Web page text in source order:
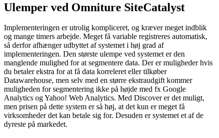
Ulemper ved Omniture SiteCatalyst
Implementeringen er utrolig kompliceret, og kræver meget indblik
og mange timers arbejde. Meget få variable registreres automatisk,
så derfor afhænger udbyttet af systemet i høj grad af
implementeringen. Den største ulempe ved systemet er den
manglende mulighed for at segmentere data. Der er muligheder hvis
du betaler ekstra for at få data korreleret eller tilkøber
Datawarehouse, men selv med en større ekstraudgift kommer
muligheden for segmentering ikke på højde med fx Google
Analytics og Yahoo! Web Analytics. Med Discover er det muligt,
men prisen på dette system er så høj, at det kun er meget få
virksomheder det kan betale sig for. Desuden er systemet et af de
dyreste på markedet.